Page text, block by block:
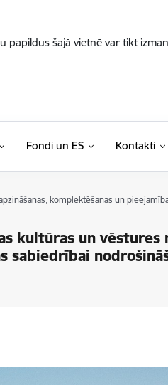
šajā vietnē var tikt
Fondi un ES Kontakti
komplektēšanas un
kultūras un vēstures
sabiedrībai